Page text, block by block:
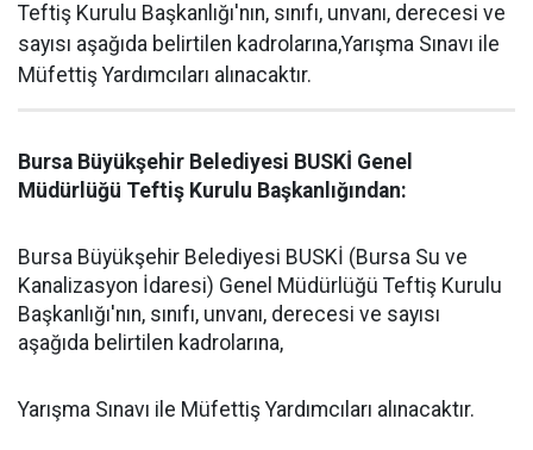
Teftiş Kurulu Başkanlığı'nın, sınıfı, unvanı, derecesi ve
sayısı aşağıda belirtilen kadrolarına,Yarışma Sınavı ile
Müfettiş Yardımcıları alınacaktır.
Bursa Büyükşehir Belediyesi BUSKİ Genel
Müdürlüğü Teftiş Kurulu Başkanlığından:
Bursa Büyükşehir Belediyesi BUSKİ (Bursa Su ve
Kanalizasyon İdaresi) Genel Müdürlüğü Teftiş Kurulu
Başkanlığı'nın, sınıfı, unvanı, derecesi ve sayısı
aşağıda belirtilen kadrolarına,
Yarışma Sınavı ile Müfettiş Yardımcıları alınacaktır.